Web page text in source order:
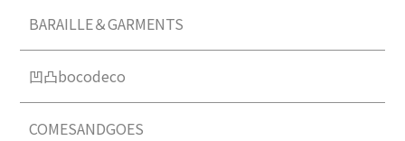
BARAILLE＆GARMENTS
凹凸bocodeco
COMESANDGOES